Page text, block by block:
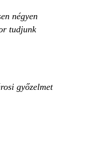
négyen
tudjunk
győzelmet